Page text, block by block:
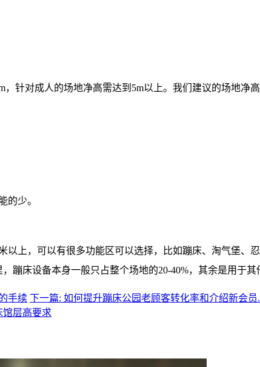
针对成人的场地净高需达到5m以上。我们建议的场地
的少。
以上，可以有很多功能区可以选择，比如蹦床、淘气堡、忍
蹦床设备本身一般只占整个场地的20-40%，其余是用于
手续 下一篇: 如何提升蹦床公园老顾客转化率和介绍新会员
馆层高要求